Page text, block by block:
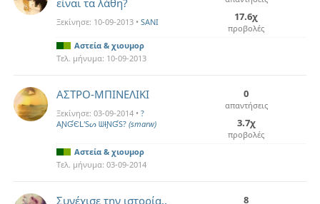
είναι τα λάθη?
Ξεκίνησε: 10-09-2013 • SANI 17.6χ
προβολές
Αστεία & χιουμορ
Τελ. μήνυμα: 10-09-2013
ΑΣΤΡΟ-ΜΠΙΝΕΛΙΚΙ
Ξεκίνησε: 03-09-2014 • ?
AƝƓЄԼ'Sᔕ ᗯƗƝƓS? (smarw)
0
απαντήσεις
3.7χ
προβολές
Αστεία & χιουμορ
Τελ. μήνυμα: 03-09-2014
Συνέχισε την ιστορία.. 8